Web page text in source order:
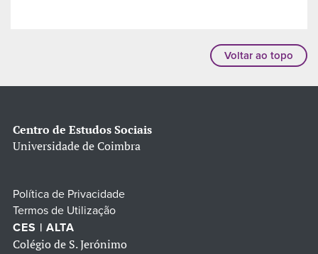
Voltar ao topo
Centro de Estudos Sociais
Universidade de Coimbra
Política de Privacidade
Termos de Utilização
CES | ALTA
Colégio de S. Jerónimo